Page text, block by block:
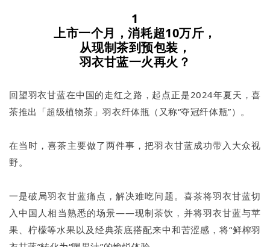
1
上市一个月，消耗超10万斤，
从现制茶到预包装，
羽衣甘蓝一火再火？
回望羽衣甘蓝在中国的走红之路，起点正是2024年夏天，喜
茶推出「超级植物茶」羽衣纤体瓶（又称“夺冠纤体瓶”）。
在当时，喜茶主要做了两件事，把羽衣甘蓝成功带入大众视
野。
一是破局羽衣甘蓝痛点，解决难吃问题。喜茶将羽衣甘蓝切
入中国人相当熟悉的场景——现制茶饮，并将羽衣甘蓝与苹
果、柠檬等水果以及经典茶底搭配来中和苦涩感，将“鲜榨羽